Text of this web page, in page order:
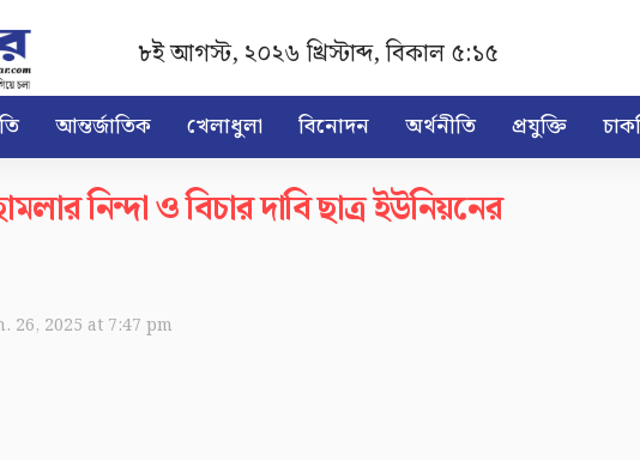
৮ই আগস্ট, ২০২৬ খ্রিস্টাব্দ,বিকাল ৫:১৫
আন্তর্জাতিক খেলাধুলা বিনোদন অর্থনীতি প্রযুক্তি
নিন্দা ও বিচার দাবি ছাত্র ইউনিয়নের
26, 2025 at 7:47 pm